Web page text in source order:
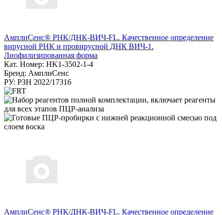
АмплиСенс® РНК/ДНК-ВИЧ-FL. Качественное определение
вирусной РНК и провирусной ДНК ВИЧ-1.
Лиофилизированная форма
Кат. Номер: HK1-3502-1-4
Бренд: АмплиСенс
РУ: РЗН 2022/17316
АмплиСенс® РНК/ДНК-ВИЧ-FL. Качественное определение